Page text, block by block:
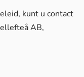
kunt u contact
AB,